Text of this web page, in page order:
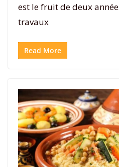
est le fruit de deux
travaux
Read More